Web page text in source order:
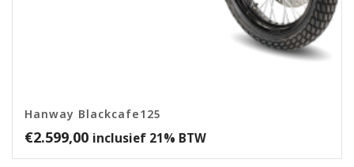
Hanway Blackcafe125
€2.599,00 inclusief 21% BTW